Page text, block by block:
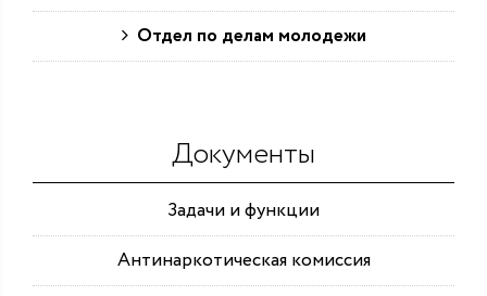
Отдел по делам молодежи
Документы
Задачи и функции
Антинаркотическая комиссия